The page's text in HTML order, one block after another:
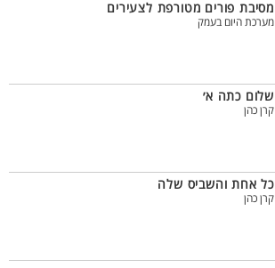
מסיבת פורים מטורפת לצעירים
מערכת היום בעמק
שלום כתה א׳
קרן כהן
כל אחת והשביס שלה
קרן כהן